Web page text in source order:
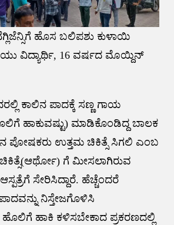
ಹೊಸ ಬಲಿಪಶು ಕುಳಾಯಿ
ವಿದ್ಯಾರ್ಥಿ, 16 ವರ್ಷದ ಮೊಯ್ದಿನ್
ಕಾಲಿನ ಪಾದಕ್ಕೆ ಸಣ್ಣ ಗಾಯ
ಹಾಕುವಷ್ಟು) ಮಾಡಿಕೊಂಡಿದ್ದ ಬಾಲಕ
ಪೋಷಕರು ಉತ್ತಮ ಚಿಕಿತ್ಸೆ ಸಿಗಲಿ ಎಂಬ
ಗೆ ಮೀಸಲಾಗಿರುವ
ಸೇರಿಸಿದ್ದಾರೆ. ಹೆಚ್ಚೆಂದರೆ
ನಿಸ್ತೇಜಗೊಳಿಸಿ
ಹಾಕಿ ಕಳಿಸಬೇಕಾದ ಪ್ರಕರಣದಲ್ಲಿ